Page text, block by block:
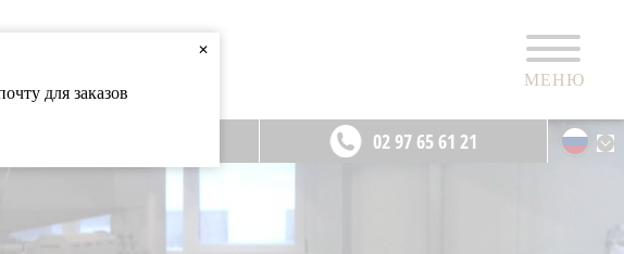
МЕНЮ
02 97 65 61 21
✕
для заказов